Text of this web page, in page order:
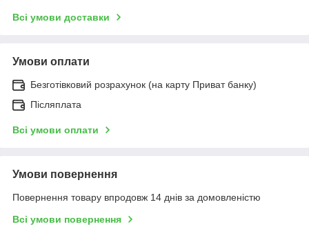
Всі умови доставки
Умови оплати
Безготівковий розрахунок (на карту Приват банку)
Післяплата
Всі умови оплати
Умови повернення
Повернення товару впродовж 14 днів за домовленістю
Всі умови повернення